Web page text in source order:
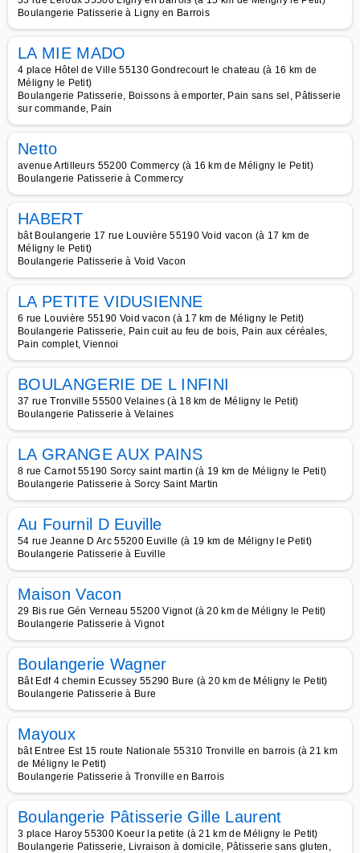
Boulangerie Patisserie à Ligny en Barrois
LA MIE MADO
4 place Hôtel de Ville 55130 Gondrecourt le chateau (à 16 km de
Méligny le Petit)
Boulangerie Patisserie, Boissons à emporter, Pain sans sel, Pâtisserie
sur commande, Pain
Netto
avenue Artilleurs 55200 Commercy (à 16 km de Méligny le Petit)
Boulangerie Patisserie à Commercy
HABERT
bât Boulangerie 17 rue Louvière 55190 Void vacon (à 17 km de
Méligny le Petit)
Boulangerie Patisserie à Void Vacon
LA PETITE VIDUSIENNE
6 rue Louvière 55190 Void vacon (à 17 km de Méligny le Petit)
Boulangerie Patisserie, Pain cuit au feu de bois, Pain aux céréales,
Pain complet, Viennoi
BOULANGERIE DE L INFINI
37 rue Tronville 55500 Velaines (à 18 km de Méligny le Petit)
Boulangerie Patisserie à Velaines
LA GRANGE AUX PAINS
8 rue Carnot 55190 Sorcy saint martin (à 19 km de Méligny le Petit)
Boulangerie Patisserie à Sorcy Saint Martin
Au Fournil D Euville
54 rue Jeanne D Arc 55200 Euville (à 19 km de Méligny le Petit)
Boulangerie Patisserie à Euville
Maison Vacon
29 Bis rue Gén Verneau 55200 Vignot (à 20 km de Méligny le Petit)
Boulangerie Patisserie à Vignot
Boulangerie Wagner
Bât Edf 4 chemin Ecussey 55290 Bure (à 20 km de Méligny le Petit)
Boulangerie Patisserie à Bure
Mayoux
bât Entree Est 15 route Nationale 55310 Tronville en barrois (à 21 km
de Méligny le Petit)
Boulangerie Patisserie à Tronville en Barrois
Boulangerie Pâtisserie Gille Laurent
3 place Haroy 55300 Koeur la petite (à 21 km de Méligny le Petit)
Boulangerie Patisserie, Livraison à domicile, Pâtisserie sans gluten,